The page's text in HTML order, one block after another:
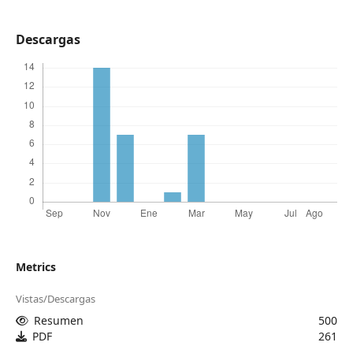
Descargas
Metrics
Vistas/Descargas
Resumen
500
PDF
261